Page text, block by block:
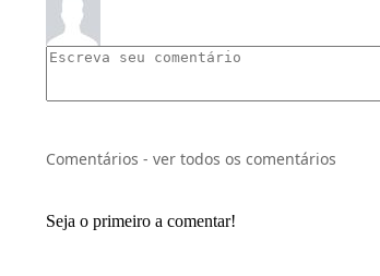
Comentários - ver todos os comentários
Seja o primeiro a comentar!